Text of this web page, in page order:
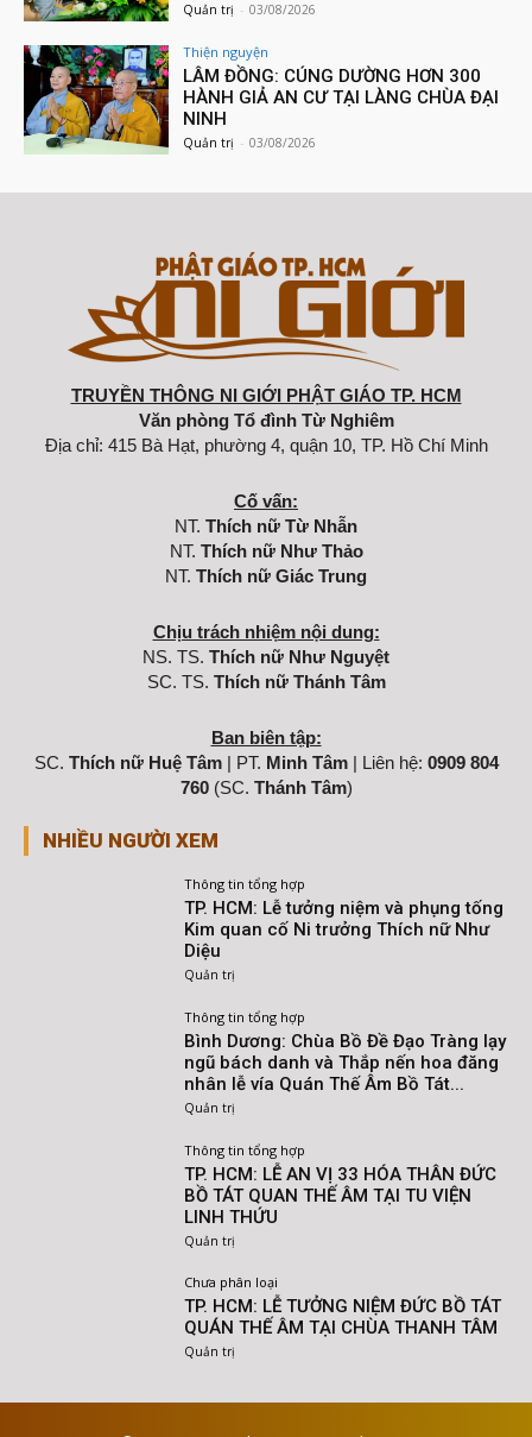
Quản trị - 03/08/2026
Thiện nguyện
LÂM ĐỒNG: CÚNG DƯỜNG HƠN 300
HÀNH GIẢ AN CƯ TẠI LÀNG CHÙA ĐẠI
NINH
Quản trị - 03/08/2026
TRUYỀN THÔNG NI GIỚI PHẬT GIÁO TP. HCM
Văn phòng Tổ đình Từ Nghiêm
Địa chỉ: 415 Bà Hạt, phường 4, quận 10, TP. Hồ Chí Minh
Cố vấn:
NT. Thích nữ Từ Nhẫn
NT. Thích nữ Như Thảo
NT. Thích nữ Giác Trung
Chịu trách nhiệm nội dung:
NS. TS. Thích nữ Như Nguyệt
SC. TS. Thích nữ Thánh Tâm
Ban biên tập:
SC. Thích nữ Huệ Tâm| PT. Minh Tâm| Liên hệ: 0909 804
760(SC. Thánh Tâm)
NHIỀU NGƯỜI XEM
Thông tin tổng hợp
TP. HCM: Lễ tưởng niệm và phụng tống
Kim quan cố Ni trưởng Thích nữ Như
Diệu
Quản trị
Thông tin tổng hợp
Bình Dương: Chùa Bồ Đề Đạo Tràng lạy
ngũ bách danh và Thắp nến hoa đăng
nhân lễ vía Quán Thế Âm Bồ Tát...
Quản trị
Thông tin tổng hợp
TP. HCM: LỄ AN VỊ 33 HÓA THÂN ĐỨC
BỒ TÁT QUAN THẾ ÂM TẠI TU VIỆN
LINH THỨU
Quản trị
Chưa phân loại
TP. HCM: LỄ TƯỞNG NIỆM ĐỨC BỒ TÁT
QUÁN THẾ ÂM TẠI CHÙA THANH TÂM
Quản trị